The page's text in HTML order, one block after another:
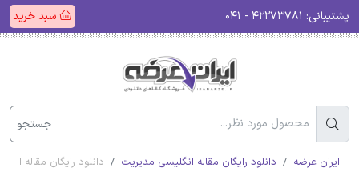
پشتیبانی: سبد خرید
جستجو
ایران عرضه دانلود رایگان مقاله انگلیسی مدیریت دانلود رایگان مقاله